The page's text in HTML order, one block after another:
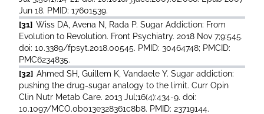
Jun 18. PMID: 17601539.
[31] Wiss DA, Avena N, Rada P. Sugar Addiction: From
Evolution to Revolution. Front Psychiatry. 2018 Nov 7;9:545.
doi: 10.3389/fpsyt.2018.00545. PMID: 30464748; PMCID:
PMC6234835.
[32] Ahmed SH, Guillem K, Vandaele Y. Sugar addiction:
pushing the drug-sugar analogy to the limit. Curr Opin
Clin Nutr Metab Care. 2013 Jul;16(4):434-9. doi:
10.1097/MCO.0b013e328361c8b8. PMID: 23719144.